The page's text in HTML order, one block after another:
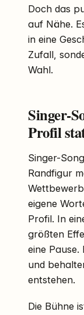
Doch das
auf Nähe.
in eine
Zufall,
Wahl.
Singer-
Profil
Singer-
Randfigur
eigene
Profil. In
größten
eine Pause.
und
entstehen.
Die Bühne